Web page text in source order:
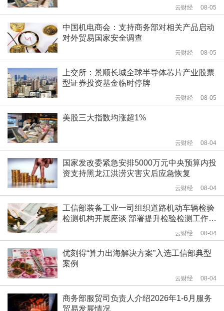
云财经 08-05
中国机电商会：支持商务部对相关产品启动
对外贸易国家安全调查
云财经 08-05
上交所：景顺长城全球半导体芯片产业股票
型证券投资基金临时停牌
云财经 08-05
美股三大指数均涨超1%
云财经 08-04
国家发改委紧急安排5000万元中央预算内投
资支持黑龙江洪涝灾害灾后应急恢复
云财经 08-04
工信部装备工业一司组织道路机动车辆检验
检测机构开展座谈 部署提升检验检测工作质
云财经 08-04
优刻得“算力出海解决方案”入选工信部典型
案例
云财经 08-04
商务部服贸司负责人介绍2026年1-6月服务
贸易发展情况